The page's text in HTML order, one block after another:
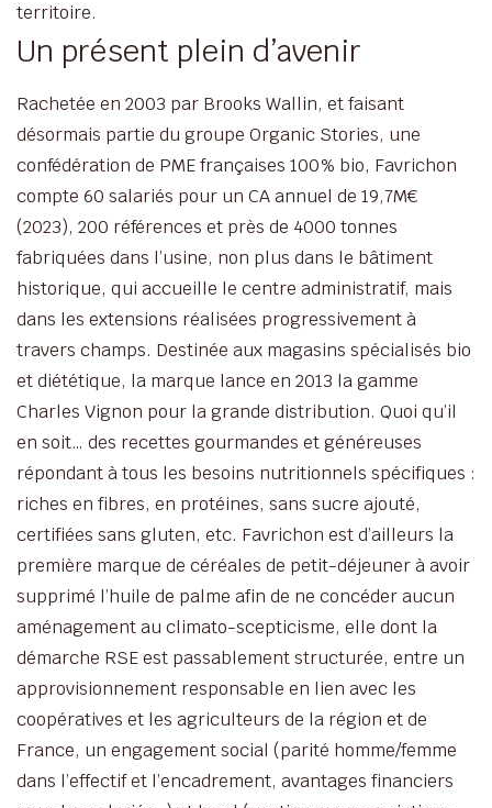
territoire.
Un présent plein d’avenir
Rachetée en 2003 par Brooks Wallin, et faisant
désormais partie du groupe Organic Stories, une
confédération de PME françaises 100% bio, Favrichon
compte 60 salariés pour un CA annuel de 19,7M€
(2023), 200 références et près de 4000 tonnes
fabriquées dans l’usine, non plus dans le bâtiment
historique, qui accueille le centre administratif, mais
dans les extensions réalisées progressivement à
travers champs. Destinée aux magasins spécialisés bio
et diététique, la marque lance en 2013 la gamme
Charles Vignon pour la grande distribution. Quoi qu’il
en soit… des recettes gourmandes et généreuses
répondant à tous les besoins nutritionnels spécifiques :
riches en fibres, en protéines, sans sucre ajouté,
certifiées sans gluten, etc. Favrichon est d’ailleurs la
première marque de céréales de petit-déjeuner à avoir
supprimé l’huile de palme afin de ne concéder aucun
aménagement au climato-scepticisme, elle dont la
démarche RSE est passablement structurée, entre un
approvisionnement responsable en lien avec les
coopératives et les agriculteurs de la région et de
France, un engagement social (parité homme/femme
dans l’effectif et l’encadrement, avantages financiers